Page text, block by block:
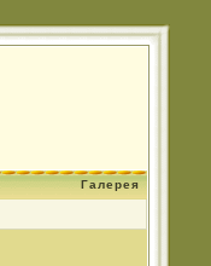
Галерея